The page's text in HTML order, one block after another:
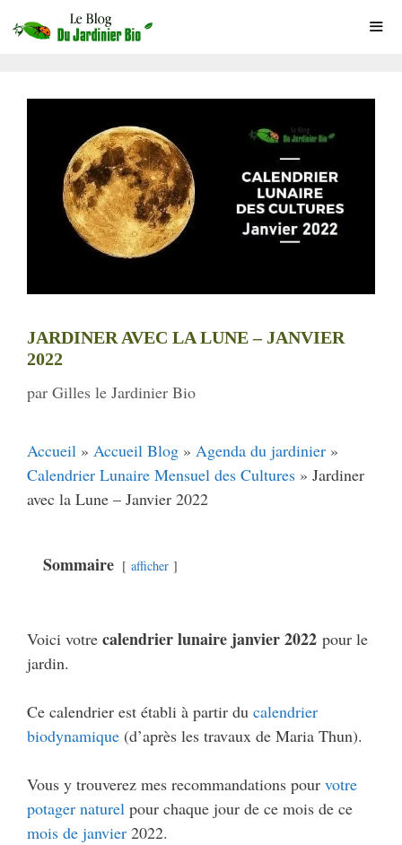
au
JARDINER AVEC LA LUNE – JANVIER
2022
par Gilles le Jardinier Bio
Accueil » Accueil Blog » Agenda du jardinier »
Calendrier Lunaire Mensuel des Cultures » Jardiner
avec la Lune – Janvier 2022
Sommaire afficher
Voici votre calendrier lunaire janvier 2022 pour le
jardin.
Ce calendrier est établi à partir du calendrier
biodynamique (d’après les travaux de Maria Thun).
Vous y trouverez mes recommandations pour votre
potager naturel pour chaque jour de ce mois de ce
mois de janvier 2022.